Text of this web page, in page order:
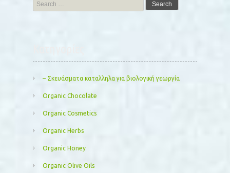
for:
– Σκευάσματα καταλληλα για βιολογική γεωργία
Organic Chocolate
Organic Cosmetics
Organic Herbs
Organic Honey
Organic Olive Oils